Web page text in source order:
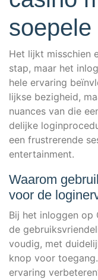
soepele
Het lijkt mis­schien
stap, maar het
hele erva­ring
li­jk­se bezig­heid,
nuan­ces van die
de­li­jke
een frus­tre­ren­de
entertainment.
Waarom
voor de
Bij het inlog­gen op
de
vou­dig, met
knop voor
erva­ring